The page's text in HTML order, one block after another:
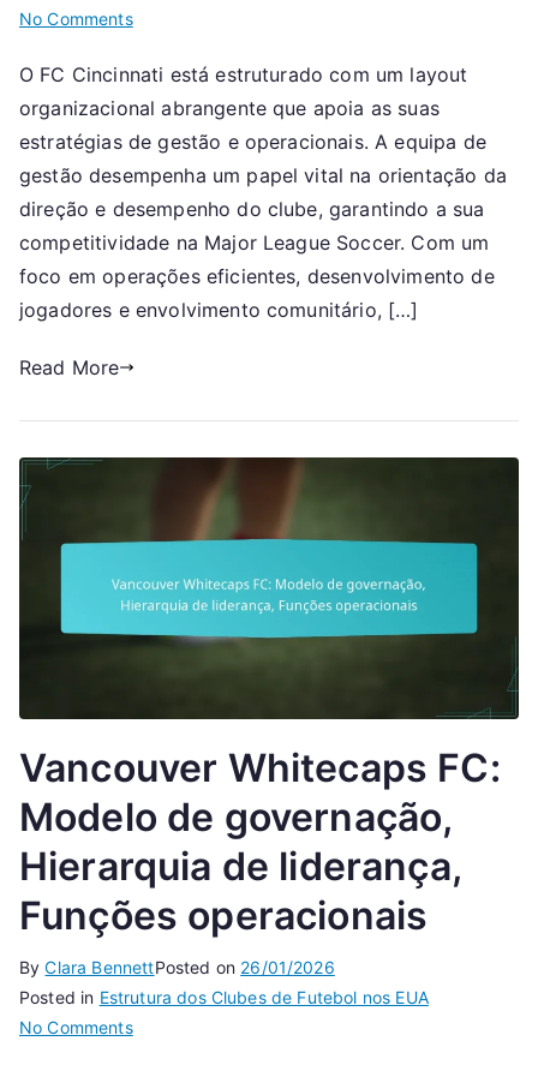
No Commentson
Cincinnati:
Estrutura
organizacional,
Equipa
gestão,
Estratégia
operacional
O FC Cincinnati está estruturado com um layout
organizacional abrangente que apoia as suas
estratégias de gestão e operacionais. A equipa de
gestão desempenha um papel vital na orientação da
direção e desempenho do clube, garantindo a sua
competitividade na Major League Soccer. Com um
foco em operações eficientes, desenvolvimento de
jogadores e envolvimento comunitário, […]
Read More
Vancouver Whitecaps FC:
Modelo de governação,
Hierarquia de liderança,
Funções operacionais
ByClara BennettPosted on 26/01/2026
Posted in Estrutura dos Clubes de Futebol nos EUA
No Commentson